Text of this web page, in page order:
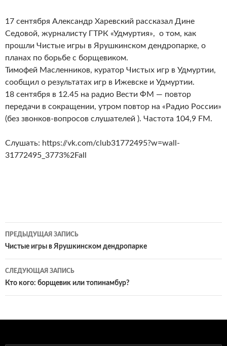
17 сентября Александр Харевский рассказал Дине
Седовой, журналисту ГТРК «Удмуртия», о том, как
прошли Чистые игры в Ярушкинском дендропарке, о
планах по борьбе с борщевиком.
Тимофей Масленников, куратор Чистых игр в Удмуртии,
сообщил о результатах игр в Ижевске и Удмуртии.
18 сентября в 12.45 на радио Вести ФМ — повтор
передачи в сокращении, утром повтор на «Радио России»
(без звонков-вопросов слушателей ). Частота 104,9 FM.
Слушать: https://vk.com/club31772495?w=wall-
31772495_3773%2Fall
Навигация
по
записям
ПРЕДЫДУЩАЯ ЗАПИСЬ
Чистые игры в Ярушкинском дендропарке
СЛЕДУЮЩАЯ ЗАПИСЬ
Кто кого: борщевик или топинамбур?